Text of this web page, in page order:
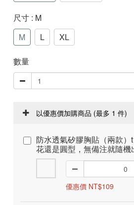
尺寸 : M
M
L XL
數量
以優惠價加購商品 (最多 1 件)
防水透氣矽膠胸貼（兩款
花還是圓型，無備注就隨機
優惠價 NT$109